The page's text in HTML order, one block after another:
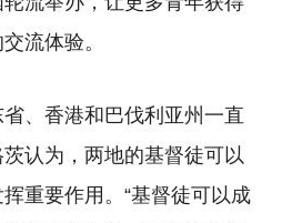
流体验。
、香港和巴伐利亚州一直
茨认为，两地的基督徒可以
重要作用。“基督徒可以成